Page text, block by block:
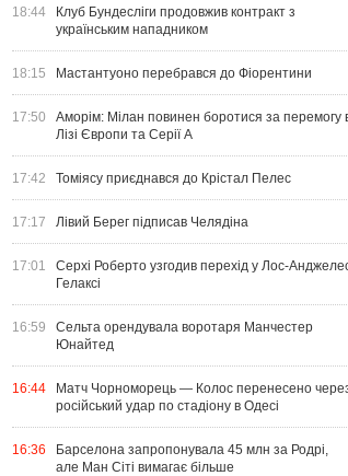
18:44
Клуб Бундесліги продовжив контракт з
українським нападником
18:15 Мастантуоно перебрався до Фіорентини
17:50
Аморім: Мілан повинен боротися за перемогу
Лізі Європи та Серії А
17:42 Томіясу приєднався до Крістал Пелес
17:17 Лівий Берег підписав Челядіна
17:01
Серхі Роберто узгодив перехід у Лос-
Гелаксі
16:59
Сельта орендувала воротаря Манчестер
Юнайтед
16:44
Матч Чорноморець — Колос перенесено
російський удар по стадіону в Одесі
16:36
Барселона запропонувала 45 млн за Родрі,
але Ман Сіті вимагає більше